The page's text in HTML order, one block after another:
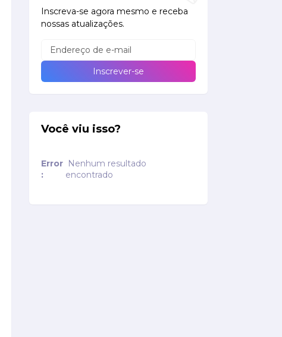
Inscreva-se agora mesmo e receba
nossas atualizações.
Você viu isso?
Error
:
Nenhum resultado
encontrado